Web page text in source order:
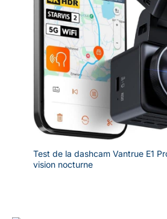
Test de la dashcam Vantrue E1
vision nocturne